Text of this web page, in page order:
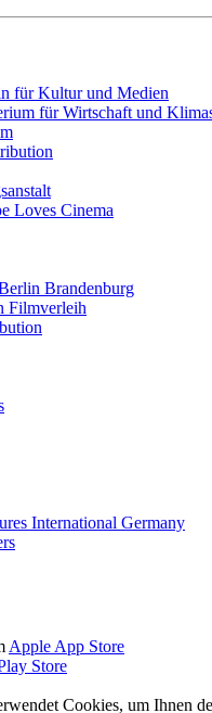
Apple App Store
Store
Cookies, um Ihnen